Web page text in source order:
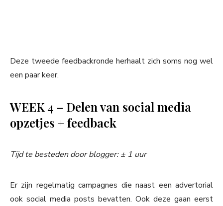
Deze tweede feedbackronde herhaalt zich soms nog wel
een paar keer.
WEEK 4 – Delen van social media
opzetjes + feedback
Tijd te besteden door blogger: ± 1 uur
Er zijn regelmatig campagnes die naast een advertorial
ook social media posts bevatten. Ook deze gaan eerst